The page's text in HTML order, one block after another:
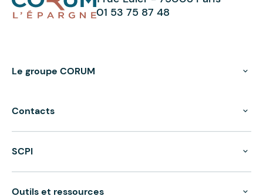
01 53 75 87 48
Le groupe CORUM
Contacts
SCPI
Outils et ressources